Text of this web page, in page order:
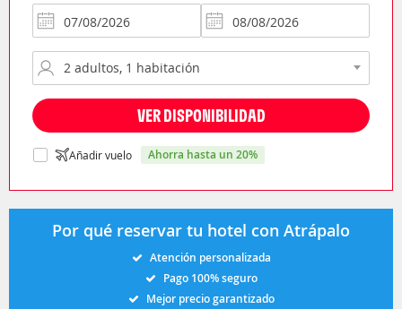
VER DISPONIBILIDAD
Añadir vuelo ahorra hasta un 20%
Por qué reservar tu hotel con Atrápalo
Atención personalizada
Pago 100% seguro
Mejor precio garantizado